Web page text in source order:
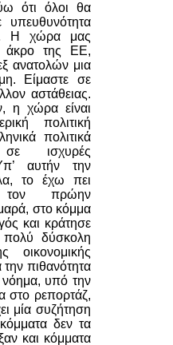
ότι όλοι θα
Η χώρα μας
άκρο της ΕΕ,
ανατολών μια
Είμαστε σε
αστάθειας.
η χώρα είναι
πολιτική
πολιτικά
σε ισχυρές
αυτήν την
το έχω πει
πρώην
στο κόμμα
και κράτησε
δύσκολη
οικονομικής
πιθανότητα
νόημα, υπό την
στο ρεπορτάζ,
μία συζήτηση
δεν τα
και κόμματα